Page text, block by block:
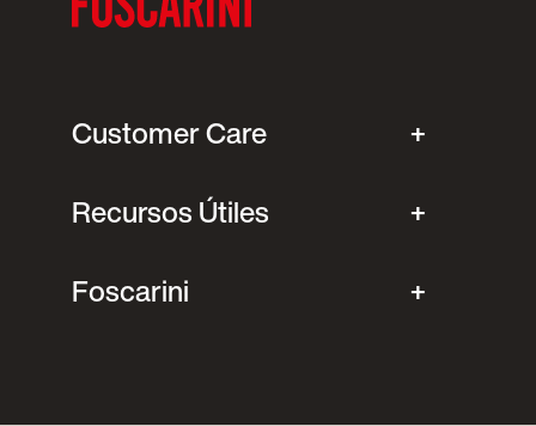
Customer Care
Recursos Útiles
Foscarini